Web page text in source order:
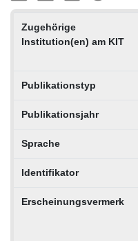
Zugehörige
Institution(en) am KIT
Publikationstyp
Publikationsjahr
Sprache
Identifikator
Erscheinungsvermerk